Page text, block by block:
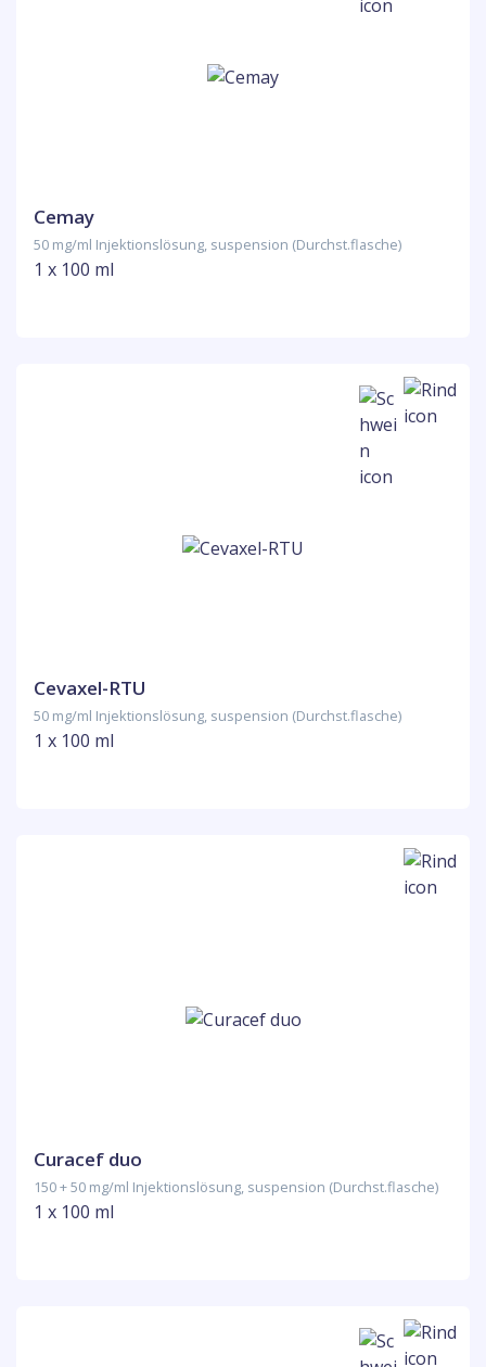
Cemay
50 mg/ml Injektionslösung, suspension (Durchst.flasche)
1 x 100 ml
Cevaxel-RTU
50 mg/ml Injektionslösung, suspension (Durchst.flasche)
1 x 100 ml
Curacef duo
150 + 50 mg/ml Injektionslösung, suspension (Durchst.flasche)
1 x 100 ml